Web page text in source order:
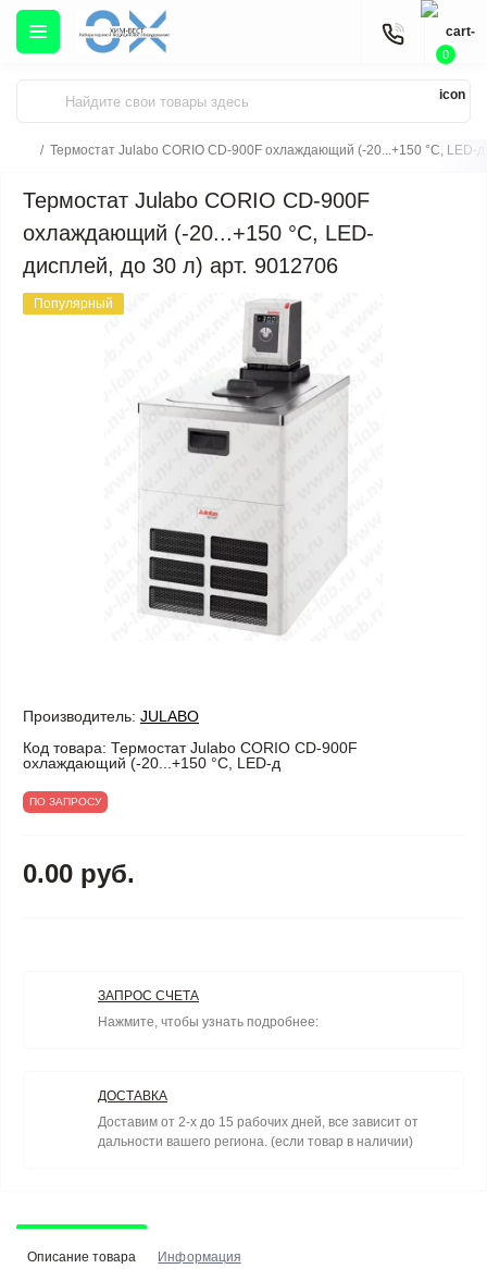
0
Термостат Julabo CORIO CD-900F охлаждающий (-20...+150 °С, LED-
Термостат Julabo CORIO CD-900F
охлаждающий (-20...+150 °С, LED-
дисплей, до 30 л) арт. 9012706
Популярный
Производитель: JULABO
Код товара: Термостат Julabo CORIO CD-900F
охлаждающий (-20...+150 °С, LED-д
ПО ЗАПРОСУ
0.00 руб.
ЗАПРОС СЧЕТА
Нажмите, чтобы узнать подробнее:
ДОСТАВКА
Доставим от 2-х до 15 рабочих дней, все зависит от
дальности вашего региона. (если товар в наличии)
Описание товара Информация